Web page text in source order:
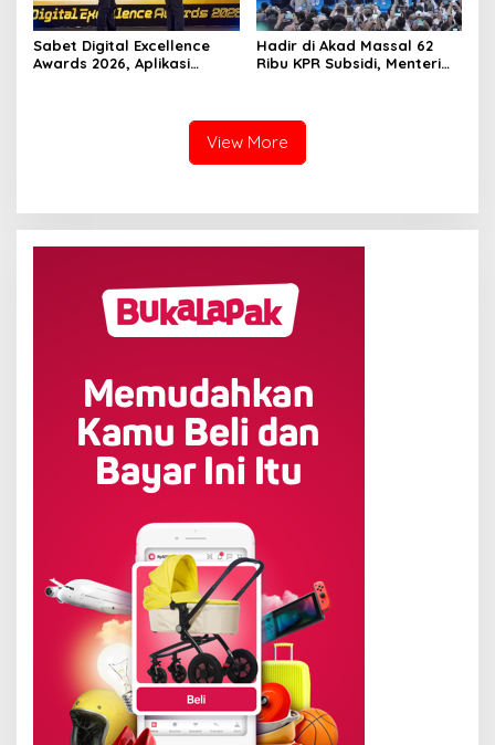
Sabet Digital Excellence
Awards 2026, Aplikasi
Hadir di Akad Massal 62
Ribu KPR Subsidi, Menteri
View More